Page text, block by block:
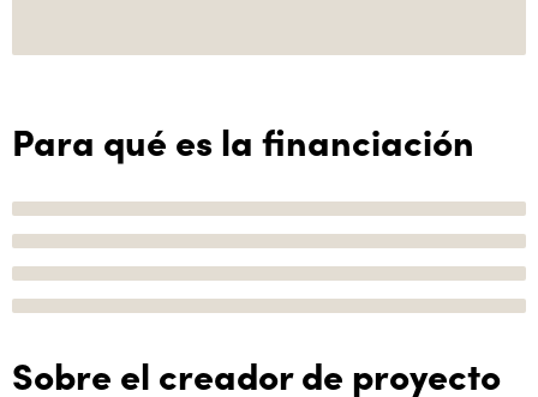
Para qué es la financiación
Sobre el creador de proyecto